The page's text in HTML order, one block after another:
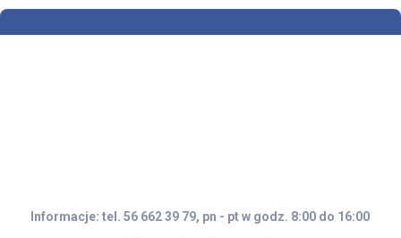
Informacje: tel. 56 662 39 79, pn - pt w godz. 8:00 do 16:00